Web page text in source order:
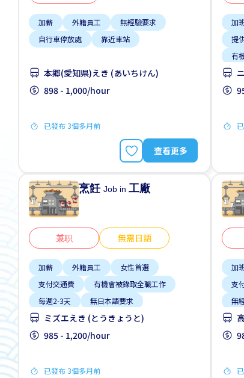
加薪 外籍員工
無經驗要求
自行車停放處
靠近車站
本郷(愛知県)えき (あいちけん)
898 - 1,000/hour
已發布 3個多月前
查看更多
加
提
有
獎勵
烹飪Job in工廠
兼职 無需日語
加薪 外籍員工
女性首選
支付交通費
有機會被錄取全職工作
每週2-3天
無日本語要求
無經驗要求
自行車停放處
ミズエえき (とうきょうと)
985 - 1,200/hour
已發布 3個多月前
加
支
無